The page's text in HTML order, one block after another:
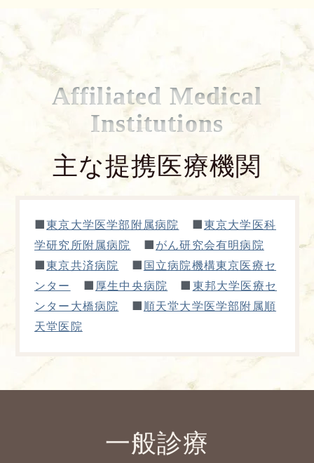
Affiliated Medical
Institutions
主な提携医療機関
■東京大学医学部附属病院 ■東京大学医科
学研究所附属病院
■ がん研究会有明病院
■東京共済病院 ■ 国立病院機構東京医療セ
ンター
■ 厚生中央病院 ■ 東邦大学医療セ
ンター大橋病院
■ 順天堂大学医学部附属順
天堂医院
一般診療